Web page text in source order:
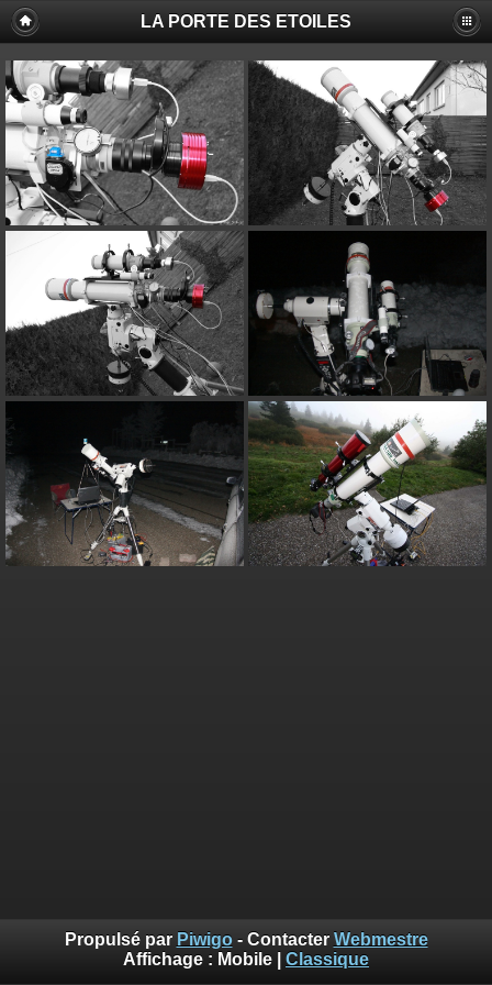
LA PORTE DES ETOILES
Propulsé par Piwigo- Contacter Webmestre
Affichage : Mobile Classique